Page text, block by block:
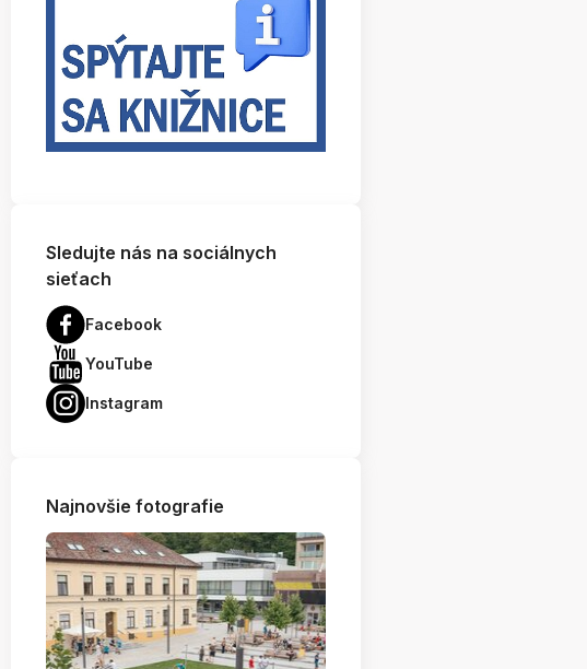
Sledujte nás na sociálnych
sieťach
Facebook
YouTube
Instagram
Najnovšie fotografie